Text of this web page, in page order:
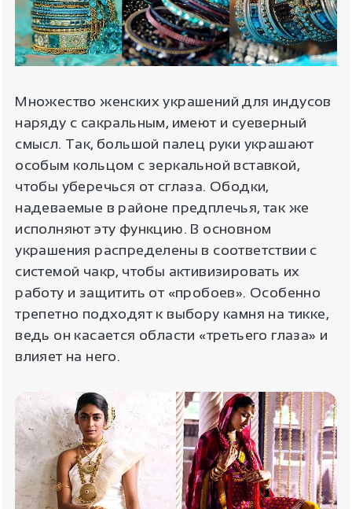
Множество женских украшений для индусов
наряду с сакральным, имеют и суеверный
смысл. Так, большой палец руки украшают
особым кольцом с зеркальной вставкой,
чтобы уберечься от сглаза. Ободки,
надеваемые в районе предплечья, так же
исполняют эту функцию. В основном
украшения распределены в соответствии с
системой чакр, чтобы активизировать их
работу и защитить от «пробоев». Особенно
трепетно подходят к выбору камня на тикке,
ведь он касается области «третьего глаза» и
влияет на него.